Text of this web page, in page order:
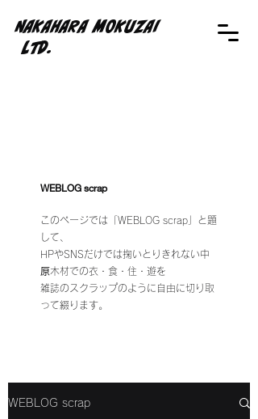
NAKAHARA MOKUZAI
Ltd.
WEBLOG scrap
このページでは「WEBLOG scrap」と題
して、
HPやSNSだけでは掬いとりきれない中
𠩤木材での衣・食・住・遊を
雑誌のスクラップのように自由に切り取
って綴ります。
WEBLOG scrap